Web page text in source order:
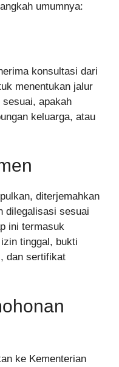
umumnya:
konsultasi dari
menentukan jalur
sesuai, apakah
keluarga, atau
diterjemahkan
dilegalisasi sesuai
ini termasuk
tinggal, bukti
dan sertifikat
ke Kementerian